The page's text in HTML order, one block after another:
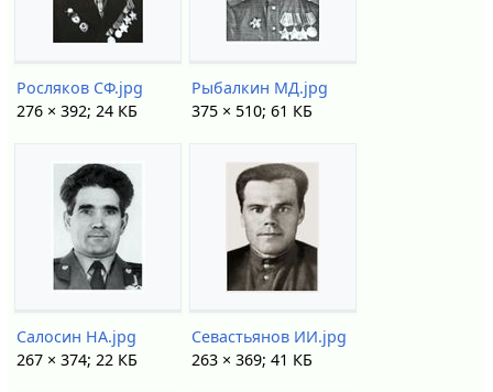
Росляков СФ.jpg
276 × 392; 24 КБ
Рыбалкин МД.jpg
375 × 510; 61 КБ
Салосин НА.jpg
267 × 374; 22 КБ
Севастьянов ИИ.jpg
263 × 369; 41 КБ